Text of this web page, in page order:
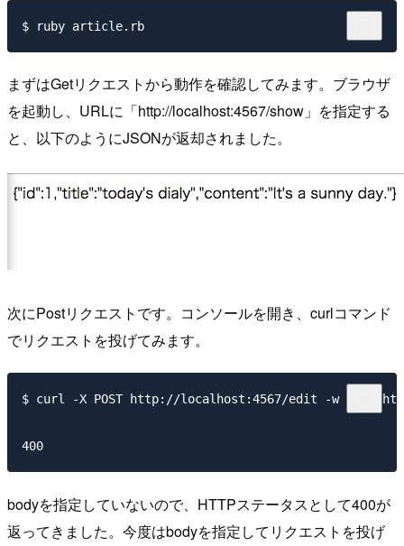
まずはGetリクエストから動作を確認してみます。ブラウザ
を起動し、URLに「http://localhost:4567/show」を指定する
と、以下のようにJSONが返却されました。
次にPostリクエストです。コンソールを開き、curlコマンド
でリクエストを投げてみます。
$ curl -X POST http://localhost:4567/edit -w
bodyを指定していないので、HTTPステータスとして400が
返ってきました。今度はbodyを指定してリクエストを投げ